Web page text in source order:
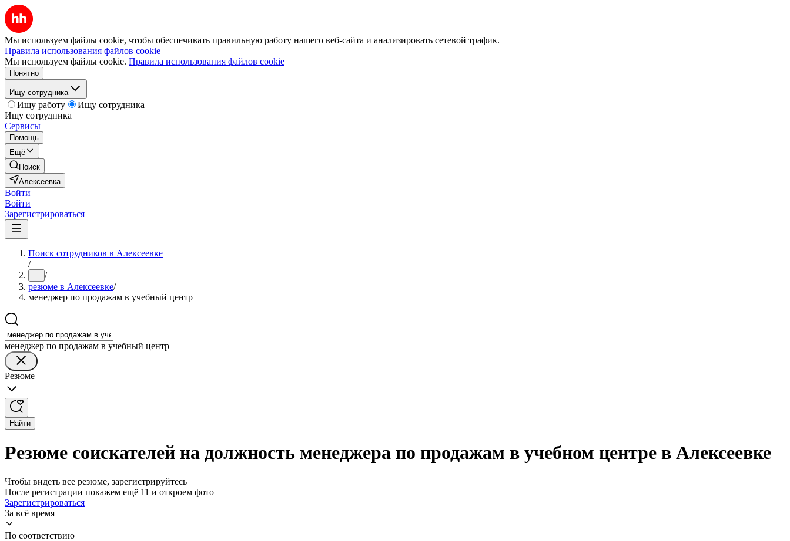
Мы используем файлы cookie, чтобы обеспечивать правильную работу нашего веб-сайта и анализировать сетевой трафик.
Правила использования файлов cookie
Мы используем файлы cookie. Правила использования файлов cookie
Понятно
Ищу сотрудника
Ищу работу
Ищу сотрудника
Ищу сотрудника
Сервисы
Помощь
Ещё
Поиск
Алексеевка
Войти
Войти
Зарегистрироваться
Поиск сотрудников в Алексеевке
/
... /
резюме в Алексеевке/
менеджер по продажам в учебный центр
менеджер по продажам в учебный центр
Резюме
Найти
Резюме соискателей на должность менеджера по продажам в учебном центре в Алексеевке
Чтобы видеть все резюме, зарегистрируйтесь
После регистрации покажем ещё 11 и откроем фото
Зарегистрироваться
За всё время
По соответствию